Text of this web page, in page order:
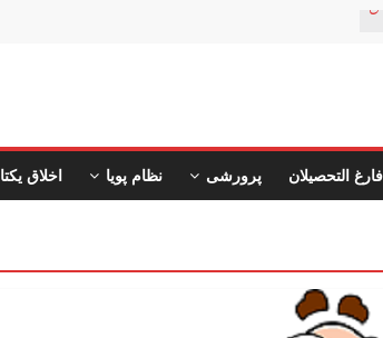
فارغ التحصیلان پرورشی نظام پویا اخلاق یکتا